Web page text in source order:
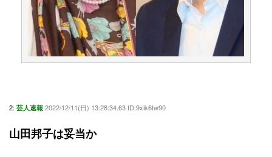
2: 芸人速報 2022/12/11(日) 13:28:34.63 ID:9xik6Iw90
山田邦子は妥当か